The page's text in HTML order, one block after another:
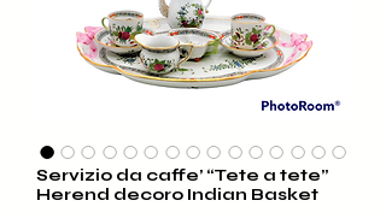
Servizio da caffe’ “Tete a tete”
Herend decoro Indian Basket